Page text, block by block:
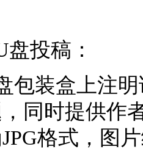
投稿：
包装盒上注
同时提供作
格式，图